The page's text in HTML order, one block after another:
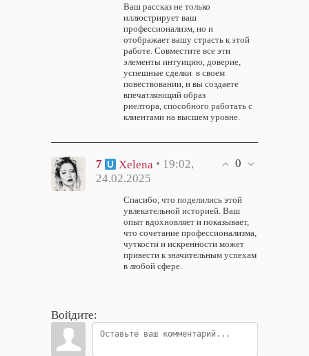
Ваш рассказ не только
иллюстрирует ваш
профессионализм, но и
отображает вашу страсть к этой
работе. Совместите все эти
элементы интуицию, доверие,
успешные сделки в своем
повествовании, и вы создаете
впечатляющий образ
риелтора, способного работать с
клиентами на высшем уровне.
0
7 Xelena • 19:02,
24.02.2025
Спасибо, что поделились этой
увлекательной историей. Ваш
опыт вдохновляет и показывает,
что сочетание профессионализма,
чуткости и искренности может
привести к значительным успехам
в любой сфере.
Войдите: